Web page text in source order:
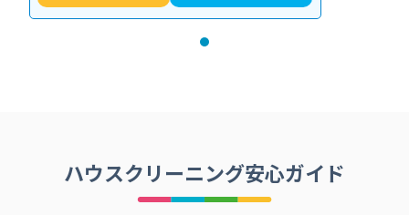
ハウスクリーニング安心ガイド